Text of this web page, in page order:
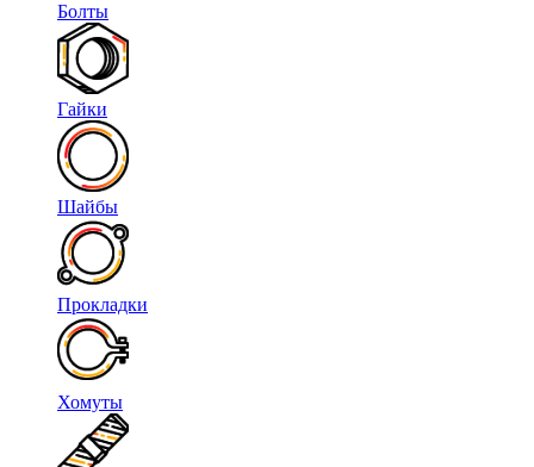
Болты
Гайки
Шайбы
Прокладки
Хомуты